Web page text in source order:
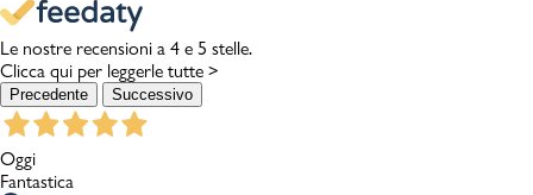
Le nostre recensioni a 4 e 5 stelle.
Clicca qui per leggerle tutte >
Precedente Successivo
Oggi
Fantastica